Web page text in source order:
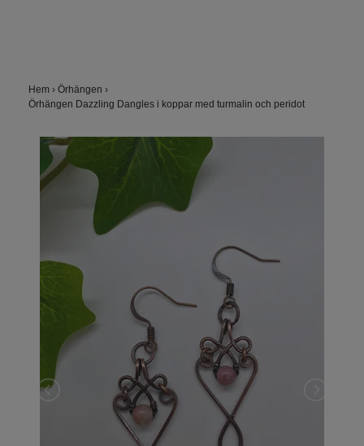
Hem › Örhängen ›
Örhängen Dazzling Dangles i koppar med turmalin och peridot